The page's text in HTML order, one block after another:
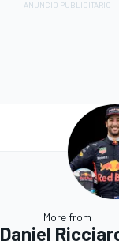
More from
Daniel